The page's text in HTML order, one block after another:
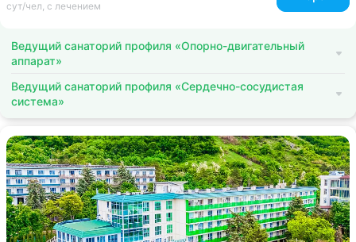
сут/чел, с лечением
Ведущий санаторий профиля «Опорно-двигательный
аппарат»
Ведущий санаторий профиля «Сердечно-сосудистая
система»